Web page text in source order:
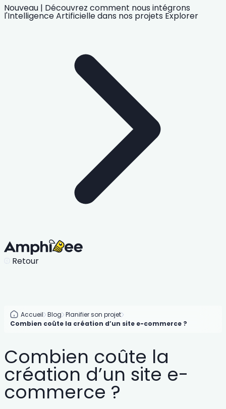
Nouveau | Découvrez comment nous intégrons
l'Intelligence Artificielledans nos projets Explorer
Retour
Accueil Blog Planifier son projet
Combien coûte la création d’un site e-commerce ?
Combien coûte la
création d’un site e-
commerce ?